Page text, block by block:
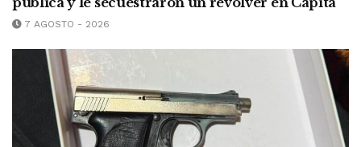
7 AGOSTO - 2026